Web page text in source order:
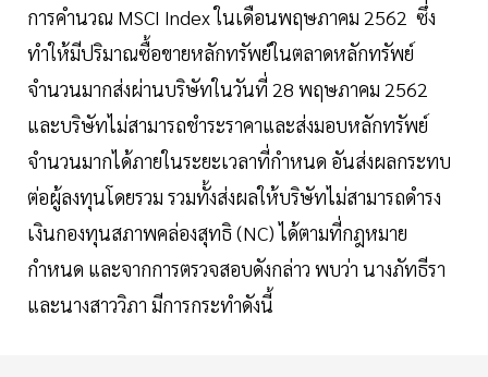
การคำนวณ MSCI Index ในเดือนพฤษภาคม 2562 ซึ่ง
ทำให้มีปริมาณซื้อขายหลักทรัพย์ในตลาดหลักทรัพย์
จำนวนมากส่งผ่านบริษัทในวันที่ 28 พฤษภาคม 2562
และบริษัทไม่สามารถชำระราคาและส่งมอบหลักทรัพย์
จำนวนมากได้ภายในระยะเวลาที่กำหนด อันส่งผลกระทบ
ต่อผู้ลงทุนโดยรวม รวมทั้งส่งผลให้บริษัทไม่สามารถดำรง
เงินกองทุนสภาพคล่องสุทธิ (NC) ได้ตามที่กฎหมาย
กำหนด และจากการตรวจสอบดังกล่าว พบว่า นางภัทธีรา
และนางสาววิภา มีการกระทำดังนี้